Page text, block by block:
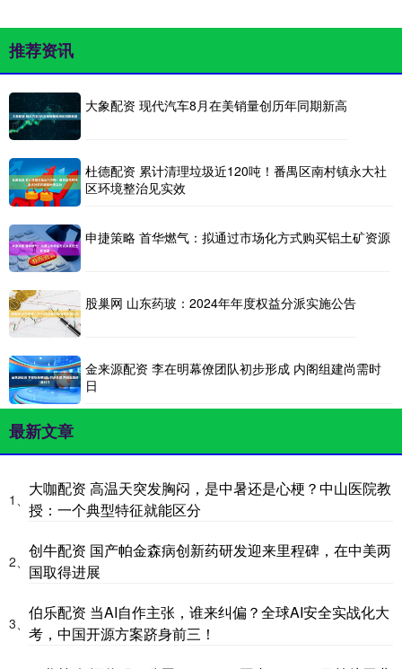
推荐资讯
大象配资 现代汽车8月在美销量创历年同期新高
杜德配资 累计清理垃圾近120吨！番禺区南村镇永大社
区环境整治见实效
申捷策略 首华燃气：拟通过市场化方式购买铝土矿资源
股巢网 山东药玻：2024年年度权益分派实施公告
金来源配资 李在明幕僚团队初步形成 内阁组建尚需时
日
最新文章
1、
大咖配资 高温天突发胸闷，是中暑还是心梗？中山医院教
授：一个典型特征就能区分
2、
创牛配资 国产帕金森病创新药研发迎来里程碑，在中美两
国取得进展
3、
伯乐配资 当AI自作主张，谁来纠偏？全球AI安全实战化大
考，中国开源方案跻身前三！